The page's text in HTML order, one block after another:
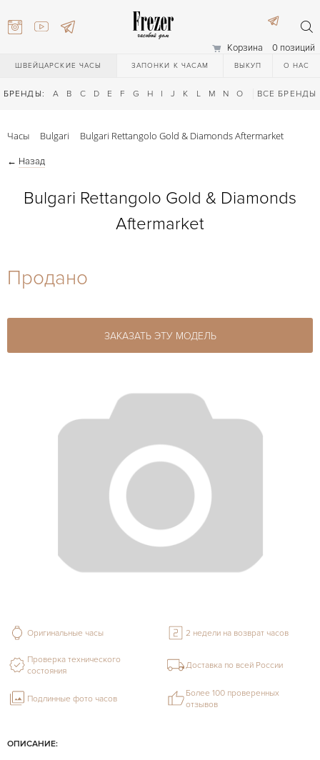
Корзина 0 позиций
ШВЕЙЦАРСКИЕ ЧАСЫ ЗАПОНКИ К ЧАСАМ ВЫКУП О НАС
БРЕНДЫ: A B C D E F G H I J K L M N O Q R S T
ВСЕ БРЕНДЫ
27-44
Часы Bulgari Bulgari Rettangolo Gold & Diamonds Aftermarket
← Назад
Bulgari Rettangolo Gold & Diamonds
Aftermarket
Продано
ЗАКАЗАТЬ ЭТУ МОДЕЛЬ
ОПИСАНИЕ:
Оригинальные часы 2 недели на возврат часов
Проверка технического
состояния
Доставка по всей России
Подлинные фото часов
Более 100 проверенных
отзывов